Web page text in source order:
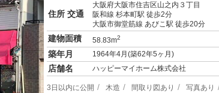
住所 交通
大阪府大阪市住吉区山之内３丁目
阪和線 杉本町駅 徒歩2分
大阪市御堂筋線 あびこ駅 徒歩20分
建物面積 58.83m2
築年月 1964年4月(築62年5ヶ月)
店舗名 ハッピーマイホーム株式会社
3日以内に公開 木造 間取り図あり 写真あり